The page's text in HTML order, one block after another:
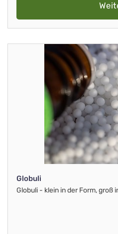
Globuli
Globuli - klein in der Form, groß